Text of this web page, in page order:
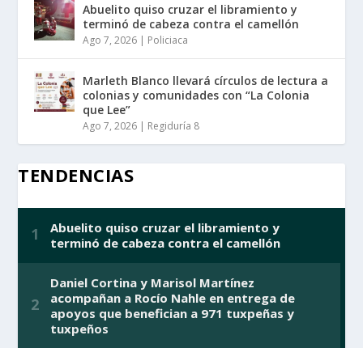
Abuelito quiso cruzar el libramiento y
terminó de cabeza contra el camellón
Ago 7, 2026 | Policiaca
Marleth Blanco llevará círculos de lectura a
colonias y comunidades con “La Colonia
que Lee”
Ago 7, 2026 | Regiduría 8
TENDENCIAS